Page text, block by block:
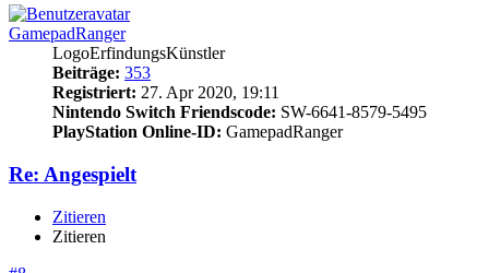
GamepadRanger
LogoErfindungsKünstler
Beiträge: 353
Registriert: 27. Apr 2020, 19:11
Nintendo Switch Friendscode: SW-6641-8579-5495
PlayStation Online-ID: GamepadRanger
Re: Angespielt
Zitieren
Zitieren